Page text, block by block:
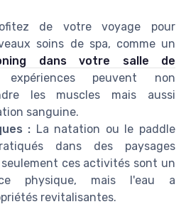
de votre voyage pour
soins de spa, comme un
dans votre salle de
peuvent non
les muscles mais aussi
sanguine.
: La natation ou le paddle
dans des paysages
ces activités sont un
physique, mais l'eau a
revitalisantes.